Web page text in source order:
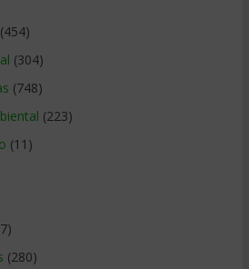
(454)
(304)
(748)
(223)
(11)
(280)